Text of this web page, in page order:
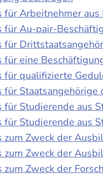
Arbeitnehmer
Au-pair-
eine
qualifizierte
Staatsangehörige
Studierende aus
Studierende aus
Zweck der
Zweck der
Zweck der